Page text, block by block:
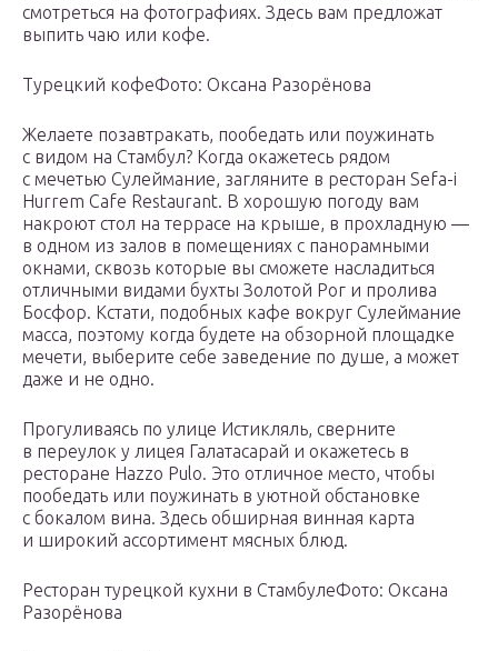
смотреться на фотографиях. Здесь вам предложат
выпить чаю или кофе.
Турецкий кофеФото: Оксана Разорёнова
Желаете позавтракать, пообедать или поужинать
с видом на Стамбул? Когда окажетесь рядом
с мечетью Сулеймание, загляните в ресторан Sefa-i
Hurrem Cafe Restaurant. В хорошую погоду вам
накроют стол на террасе на крыше, в прохладную —
в одном из залов в помещениях с панорамными
окнами, сквозь которые вы сможете насладиться
отличными видами бухты Золотой Рог и пролива
Босфор. Кстати, подобных кафе вокруг Сулеймание
масса, поэтому когда будете на обзорной площадке
мечети, выберите себе заведение по душе, а может
даже и не одно.
Прогуливаясь по улице Истикляль, сверните
в переулок у лицея Галатасарай и окажетесь в
ресторане Hazzo Pulo. Это отличное место, чтобы
пообедать или поужинать в уютной обстановке
с бокалом вина. Здесь обширная винная карта
и широкий ассортимент мясных блюд.
Ресторан турецкой кухни в СтамбулеФото: Оксана
Разорёнова